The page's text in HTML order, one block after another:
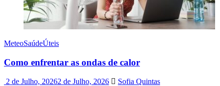
MeteoSaúdeÚteis
Como enfrentar as ondas de calor
2 de Julho, 20262 de Julho, 2026 Sofia Quintas